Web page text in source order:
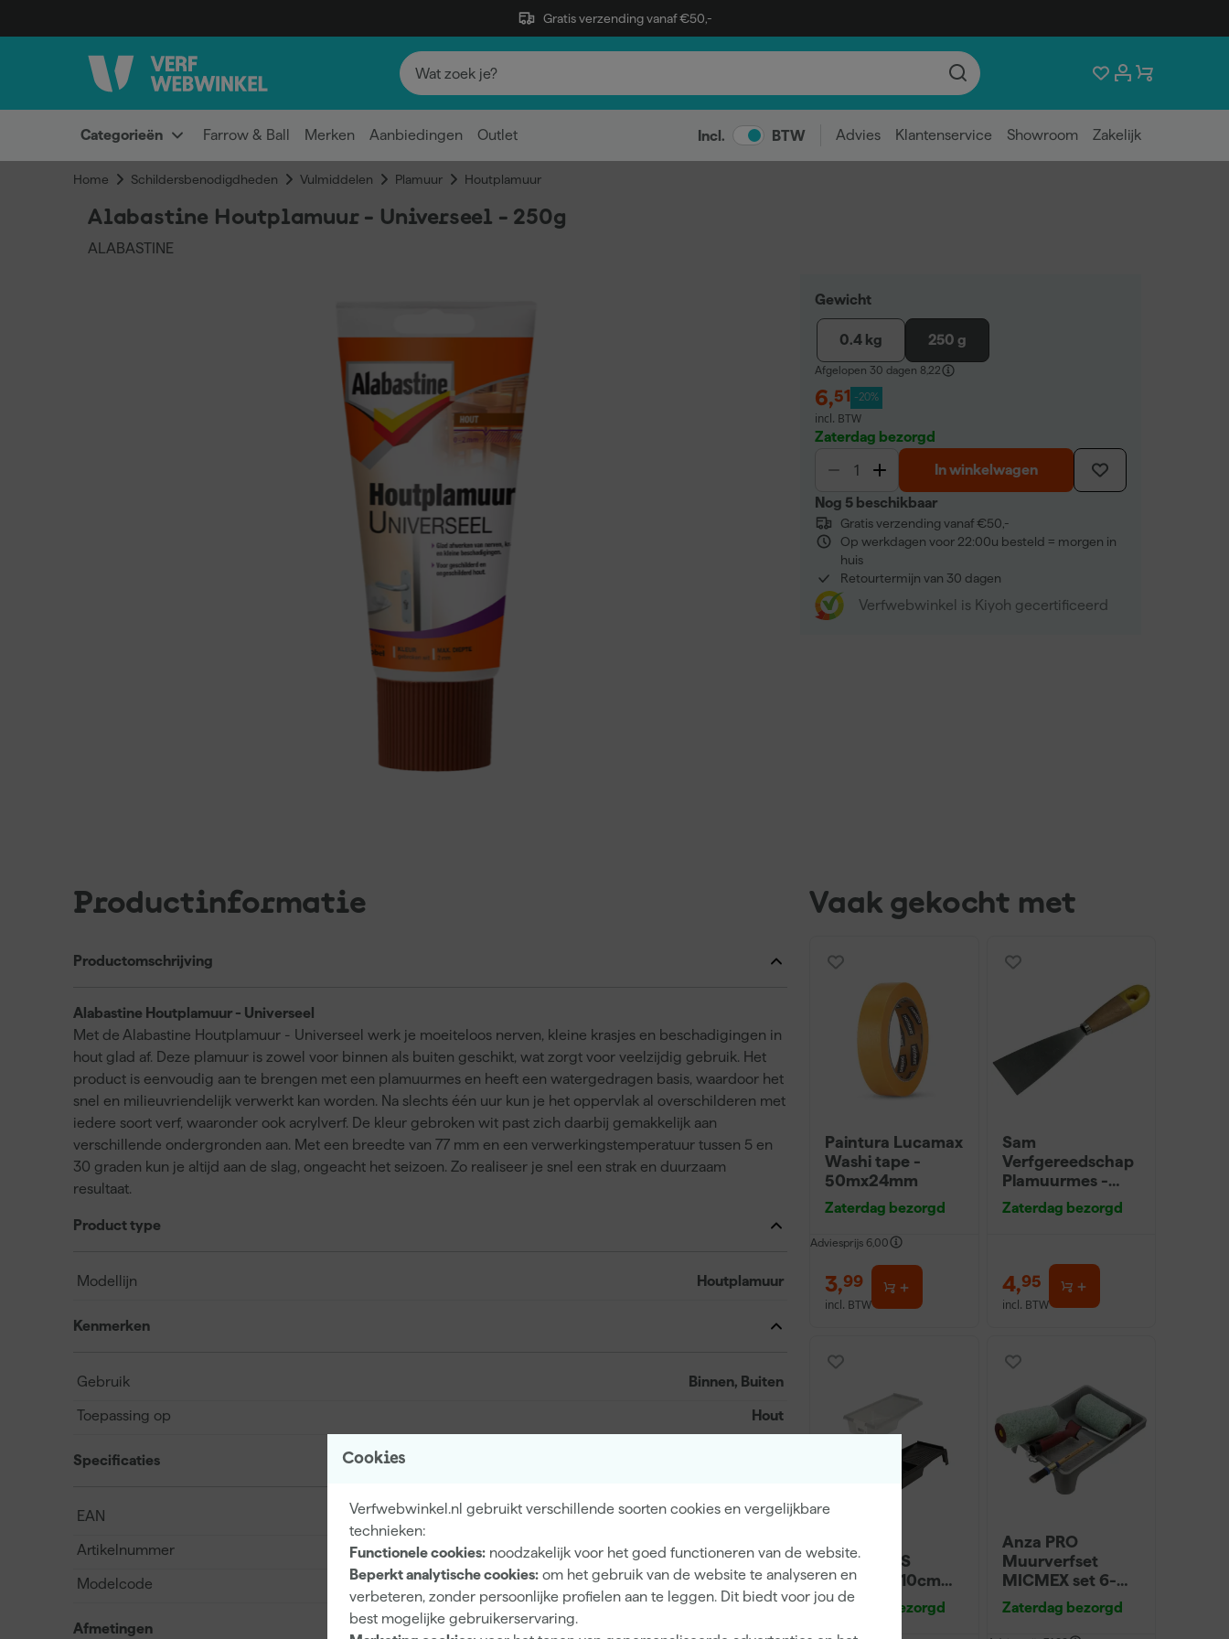
Gratis verzending vanaf €50,-
Categorieën Farrow & Ball Merken Aanbiedingen Outlet Incl. BTW Advies Klantenservice Showroom Zakelijk
Home Schildersbenodigdheden Vulmiddelen Plamuur Houtplamuur
Cookies
Verfwebwinkel.nl gebruikt verschillende soorten cookies en vergelijkbare
technieken:
Functionele cookies: noodzakelijk voor het goed functioneren van de website.
Beperkt analytische cookies: om het gebruik van de website te analyseren en
verbeteren, zonder persoonlijke profielen aan te leggen. Dit biedt voor jou de
best mogelijke gebruikerservaring.
Alabastine Houtplamuur - Universeel - 250g
ALABASTINE
Gewicht
0.4 kg 250 g
Afgelopen 30 dagen 8,22
6,51 -20%
incl. BTW
Zaterdag bezorgd
In winkelwagen
Nog 5 beschikbaar
Gratis verzending vanaf €50,-
Op werkdagen voor 22:00u besteld = morgen in
huis
Retourtermijn van 30 dagen
Verfwebwinkel is Kiyoh gecertificeerd
Productinformatie
Productomschrijving
Alabastine Houtplamuur - Universeel
Met de Alabastine Houtplamuur - Universeel werk je moeiteloos nerven, kleine krasjes en beschadigingen in
hout glad af. Deze plamuur is zowel voor binnen als buiten geschikt, wat zorgt voor veelzijdig gebruik. Het
product is eenvoudig aan te brengen met een plamuurmes en heeft een watergedragen basis, waardoor het
snel en milieuvriendelijk verwerkt kan worden. Na slechts één uur kun je het oppervlak al overschilderen met
iedere soort verf, waaronder ook acrylverf. De kleur gebroken wit past zich daarbij gemakkelijk aan
verschillende ondergronden aan. Met een breedte van 77 mm en een verwerkingstemperatuur tussen 5 en
30 graden kun je altijd aan de slag, ongeacht het seizoen. Zo realiseer je snel een strak en duurzaam
resultaat.
Product type
Modellijn Houtplamuur
Kenmerken
Gebruik Binnen, Buiten
Toepassing op Hout
Specificaties
EAN 8710839365066
Artikelnummer 214259
Modelcode 5096155
Afmetingen
Vaak gekocht met
Paintura Lucamax
Washi tape -
50mx24mm
Zaterdag bezorgd
Adviesprijs 6,00
3,99
incl. BTW
Sam
Verfgereedschap
Plamuurmes -
10cm
Zaterdag bezorgd
4,95
incl. BTW
Economy S
Verfbak - 10cm
Roller - 15 x 32 cm
+ 5 inzetbakken
Zaterdag bezorgd
Anza PRO
Muurverfset
MICMEX set 6-
delig
Zaterdag bezorgd